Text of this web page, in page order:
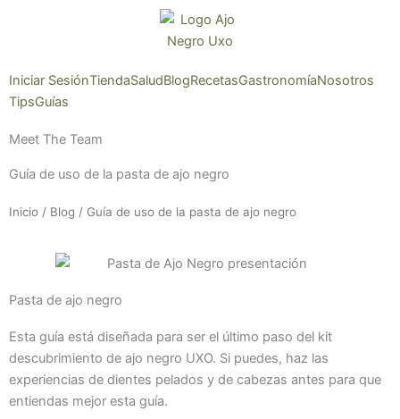
Iniciar SesiónTiendaSaludBlogRecetasGastronomíaNosotros
TipsGuías
Meet The Team
Guía de uso de la pasta de ajo negro
Inicio / Blog / Guía de uso de la pasta de ajo negro
Pasta de ajo negro
Esta guía está diseñada para ser el último paso del kit
descubrimiento de ajo negro UXO. Si puedes, haz las
experiencias de dientes pelados y de cabezas antes para que
entiendas mejor esta guía.